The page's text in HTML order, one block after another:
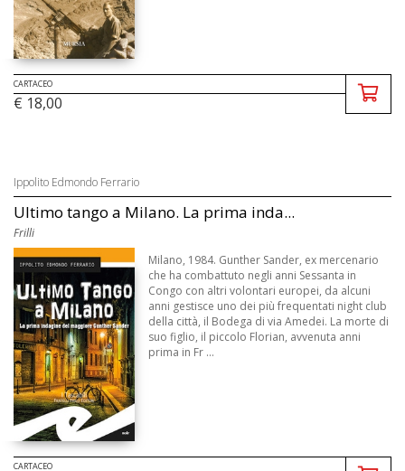
CARTACEO
€ 18,00
Ippolito Edmondo Ferrario
Ultimo tango a Milano. La prima inda...
Frilli
Milano, 1984. Gunther Sander, ex mercenario
che ha combattuto negli anni Sessanta in
Congo con altri volontari europei, da alcuni
anni gestisce uno dei più frequentati night club
della città, il Bodega di via Amedei. La morte di
suo figlio, il piccolo Florian, avvenuta anni
prima in Fr ...
CARTACEO